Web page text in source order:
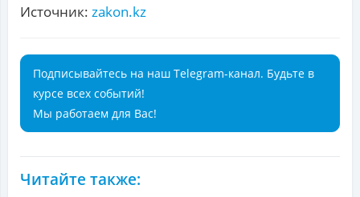
Источник: zakon.kz
Подписывайтесь на наш Telegram-канал. Будьте в
курсе всех событий!
Мы работаем для Вас!
Читайте также: